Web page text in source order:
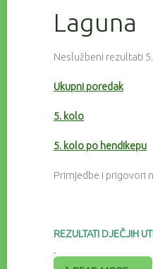
Laguna
Neslužbeni rezultati
Ukupni poredak
5. kolo
5. kolo po hendikepu
Primjedbe i prigovori
REZULTATI DJEČJIH